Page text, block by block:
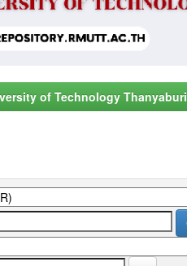
of Technology Thanyaburi